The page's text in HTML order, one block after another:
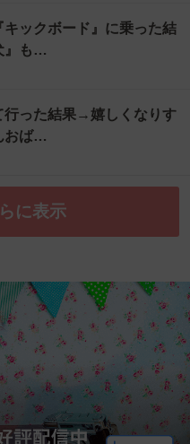
ックボード』に乗った結
』も…
行った結果→嬉しくなりす
おば…
に表示